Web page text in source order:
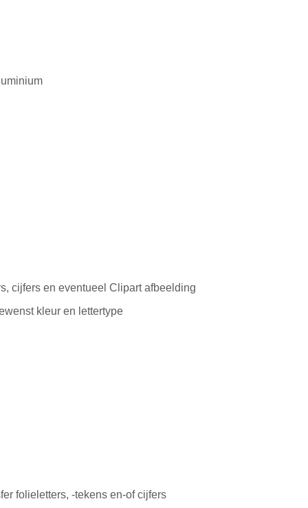
cijfers en eventueel Clipart afbeelding
kleur en lettertype
folieletters, -tekens en-of cijfers